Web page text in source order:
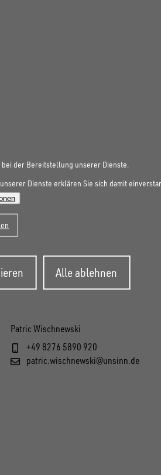
Patric Wischnewski
+49 8276 5890 920
patric.wischnewski@unsinn.de
der Bereitstellung unserer Dienste.
Dienste erklären Sie sich damit
zurückziehen
Alle ablehnen